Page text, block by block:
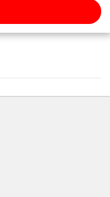
ชดเชยความเสียหายให้
ทำงานร่วมกับชุมชนเพื่อ